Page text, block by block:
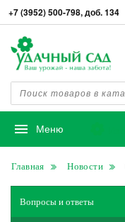
+7 (3952) 500-798, доб. 134
Меню
Главная Новости
Вопросы и ответы